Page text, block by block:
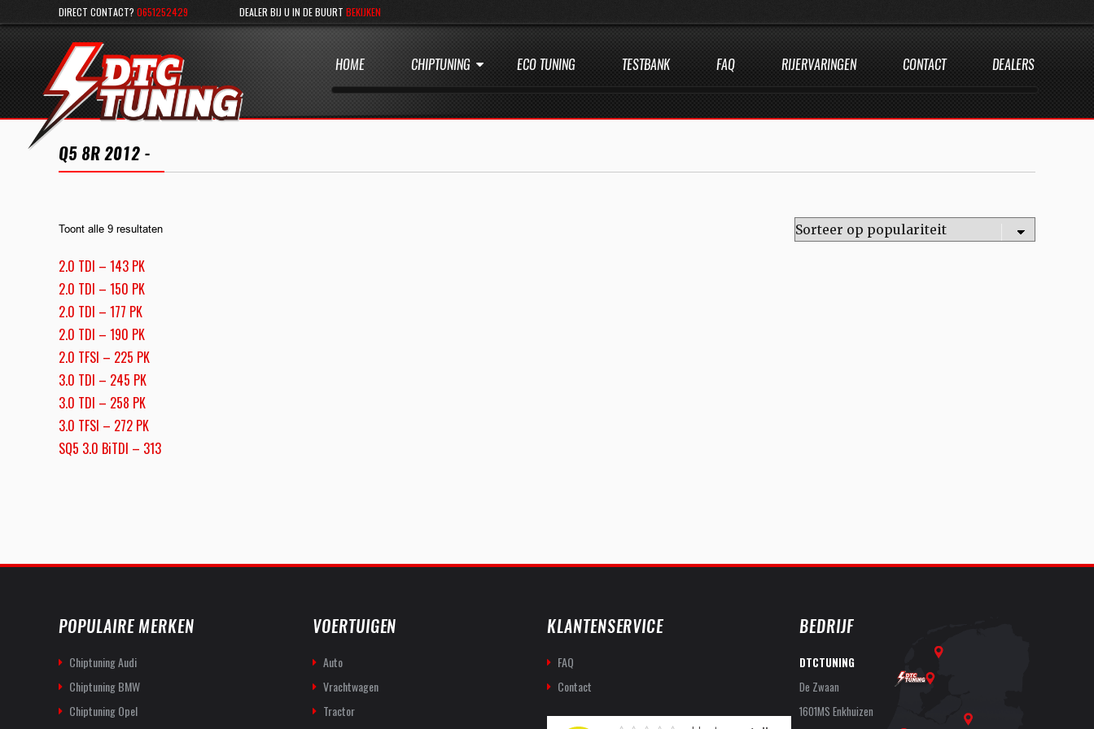
DIRECT CONTACT? 0651252429 DEALER BIJ U IN DE BUURT BEKIJKEN
HOME CHIPTUNING ECO TUNING TESTBANK FAQ RIJERVARINGEN CONTACT DEALERS
Q5 8R 2012 -
Toont alle 9 resultaten
2.0 TDI – 143 PK
2.0 TDI – 150 PK
2.0 TDI – 177 PK
2.0 TDI – 190 PK
2.0 TFSI – 225 PK
3.0 TDI – 245 PK
3.0 TDI – 258 PK
3.0 TFSI – 272 PK
SQ5 3.0 BiTDI – 313
POPULAIRE MERKEN
Chiptuning Audi
Chiptuning BMW
Chiptuning Opel
VOERTUIGEN
Auto
Vrachtwagen
Tractor
KLANTENSERVICE
FAQ
Contact
BEDRIJF
DTCTUNING
De Zwaan
1601MS Enkhuizen